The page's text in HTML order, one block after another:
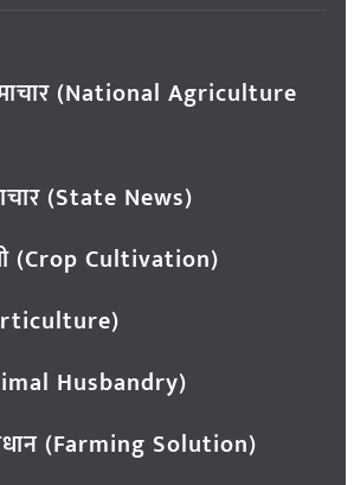
समाचार (National Agriculture
(State News)
(Crop Cultivation)
Husbandry)
(Farming Solution)